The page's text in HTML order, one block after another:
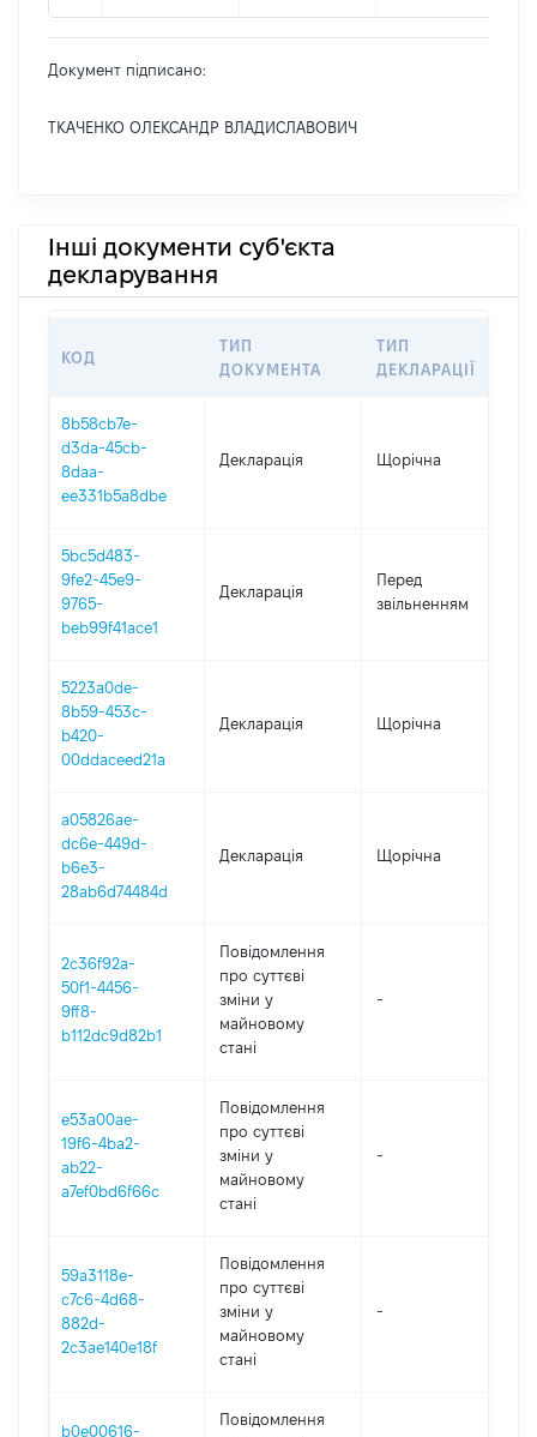
Документ підписано:
ТКАЧЕНКО ОЛЕКСАНДР ВЛАДИСЛАВОВИЧ
Інші документи суб'єкта
декларування
КОД
ТИП
ДОКУМЕНТА
ТИП
ДЕКЛАРАЦІЇ
8b58cb7e-
d3da-45cb-
8daa-
ee331b5a8dbe
Декларація Щорічна
5bc5d483-
9fe2-45e9-
9765-
beb99f41ace1
Декларація
Перед
звільненням
5223a0de-
8b59-453c-
b420-
00ddaceed21a
Декларація Щорічна
a05826ae-
dc6e-449d-
b6e3-
28ab6d74484d
Декларація Щорічна
2c36f92a-
50f1-4456-
9ff8-
b112dc9d82b1
Повідомлення
про суттєві
зміни y
майновому
стані
-
e53a00ae-
19f6-4ba2-
ab22-
a7ef0bd6f66c
Повідомлення
про суттєві
зміни y
майновому
стані
-
59a3118e-
c7c6-4d68-
882d-
2c3ae140e18f
Повідомлення
про суттєві
зміни y
майновому
стані
-
b0e00616-
Повідомлення